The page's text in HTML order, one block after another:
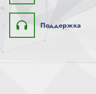
Поддержка